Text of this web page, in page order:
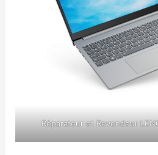
Réparateur et Revendeur